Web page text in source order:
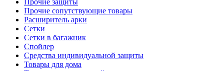
Прочие защиты
Прочие сопутствующие товары
Расширитель арки
Сетки
Сетки в багажник
Спойлер
Средства индивидуальной защиты
Товары для дома